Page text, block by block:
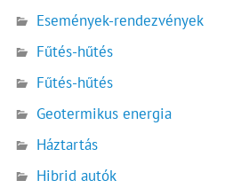
Események-rendezvények
Fűtés-hűtés
Fűtés-hűtés
Geotermikus energia
Háztartás
Hibrid autók